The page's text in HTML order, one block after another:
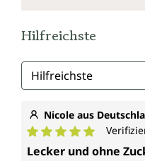
Hilfreichste
Nicole aus
Durchschnittliche
Lecker und ohne